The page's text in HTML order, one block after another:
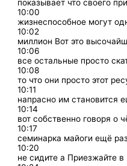
показывает что своего
10:00
жизнеспособное могут
10:02
миллион Вот это
10:06
все остальные просто
10:08
то что они просто этот
10:11
напрасно им становится
10:14
вот собственно говоря о
10:17
семинарка майоги ещё
10:20
не сидите а Приезжайте